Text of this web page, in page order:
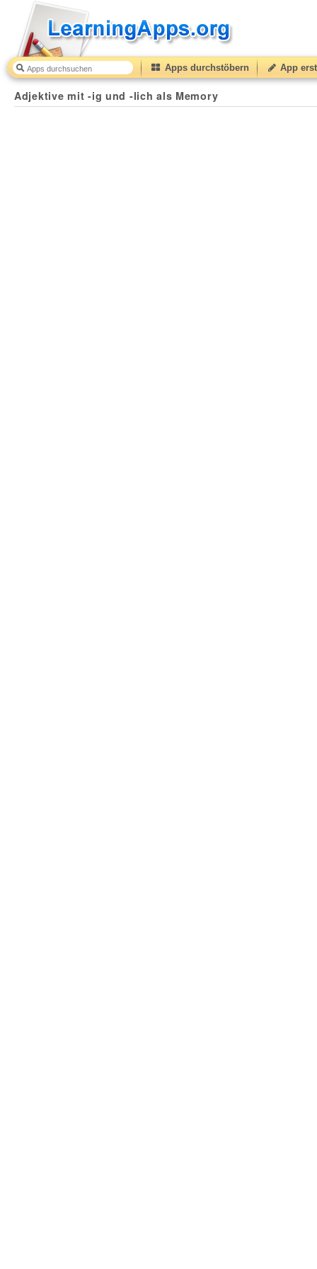
Apps durchstöbern App
Adjektive mit -ig und -lich als Memory